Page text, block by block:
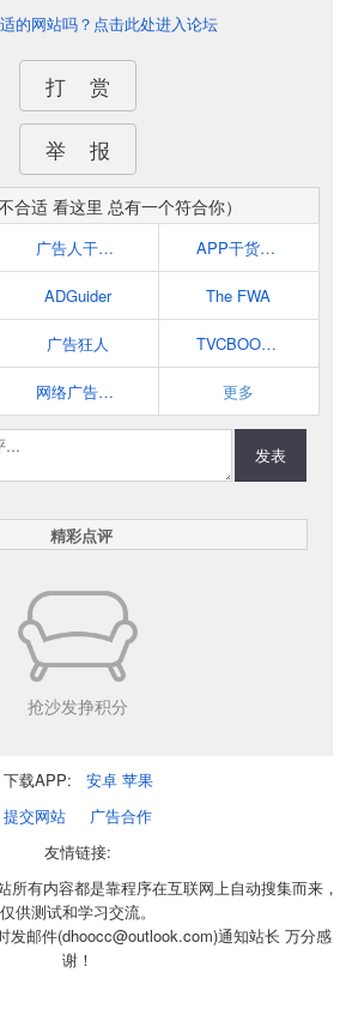
的网站吗？点击此处进入论坛
打 赏
举 报
合适 看这里 总有一个符合你）
广告人干货库 APP干货铺子官网-专注APP运营推广
ADGuider The FWA
广告狂人 TVCBOOK - 企业级创意视频服务平台
网络广告人社区 - 分享国内外创意广告和网络营销及市场营销案例 更多
发表
精彩点评
抢沙发挣积分
下载APP: 安卓 苹果
提交网站
广告合作
友情链接:
所有内容都是靠程序在互联网上自动搜集而来，
仅供测试和学习交流。
发邮件(dhoocc@outlook.com)通知站长 万分感
谢！